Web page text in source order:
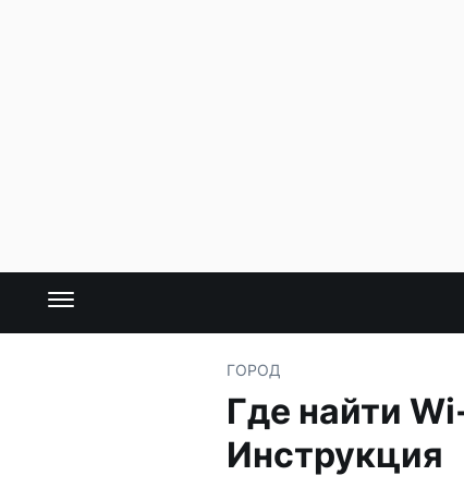
ГОРОД
Где найти
Инструкция